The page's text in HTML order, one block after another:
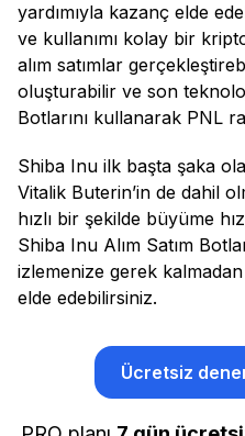
yardımıyla kazanç elde
ve kullanımı kolay bir
alım satımlar
oluşturabilir ve son
Botlarını kullanarak PNL
Shiba Inu ilk başta şaka
Vitalik Buterin’in de dahil
hızlı bir şekilde büyüme
Shiba Inu Alım Satım
izlemenize gerek
elde edebilirsiniz.
Ücretsiz